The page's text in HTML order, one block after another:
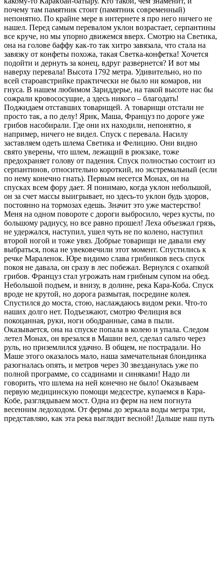
почему там памятник стоит (памятник современный)
непонятно. По крайне мере в интернете я про него ничего не
нашел. Перед самым перевалом уклон возрастает, серпантины
все круче, но мы упорно движемся вверх. Смотрю на Светика,
она на голове баффу как-то так хитро завязала, что стала на
завязку от конфеты похожа, такая Светка-конфетка! Хочется
подойти и дернуть за конец, вдруг развернется? И вот мы
наверху перевала! Высота 1792 метра. Удивительно, но по
всей староавстрийке практически не было ни комаров, ни
гнуса. В нашем любимом Зариддерье, на такой высоте нас бы
сожрали кровососущие, а здесь никого – благодать!
Поджидаем отставших товарищей. А товарищи отстали не
просто так, а по делу! Ярик, Маша, Француз по дороге уже
грибов насобирали. Где они их находили, непонятно, я
например, ничего не видел. Спуск с перевала. Насилу
заставляем одеть шлема Светика и Фелицию. Они видно
свято уверены, что шлем, лежащий в рюкзаке, тоже
предохраняет голову от падения. Спуск полностью состоит из
серпантинов, относительно короткий, но экстремальный (если
по нему конечно гнать). Первым несется Монах, он на
спусках всем фору дает. Я понимаю, когда уклон небольшой,
он за счет массы выигрывает, но здесь-то уклон будь здоров,
постоянно на тормозах едешь. Значит это уже мастерство!
Меня на одном повороте с дороги выбросило, через кусты, по
большому радиусу, но все равно прошел! Леха объезжал грязь,
не удержался, наступил, ушел чуть не по колено, наступил
второй ногой и тоже увяз. Добрые товарищи не давали ему
выбраться, пока не увековечили этот момент. Спустились к
речке Мараленок. Юре видимо слава грибников весь спуск
покоя не давала, он сразу в лес побежал. Вернулся с охапкой
грибов. Француз стал угрожать нам грибным супом на обед.
Небольшой подъем, и внизу, в долине, река Кара-Коба. Спуск
вроде не крутой, но дорога размытая, посредине колея.
Спустился до моста, стою, наслаждаюсь видом реки. Что-то
наших долго нет. Подъезжают, смотрю Фелиция вся
покоцанная, руки, ноги ободранные, сама в пыли.
Оказывается, она на спуске попала в колею и упала. Следом
летел Монах, он врезался в Машин вел, сделал сальто через
руль, но приземлился удачно. В общем, не пострадали. Но
Маше этого оказалось мало, наша замечательная блондинка
разогналась опять, и метров через 30 звезданулась уже по
полной программе, со ссадинами и синяками! Надо ли
говорить, что шлема на ней конечно не было! Оказываем
первую медицинскую помощи медсестре, купаемся в Кара-
Кобе, разглядываем мост. Одна из ферм на нем погнута
весенним ледоходом. От фермы до зеркала воды метра три,
представляю, как эта река выглядит весной! Дальше наш путь